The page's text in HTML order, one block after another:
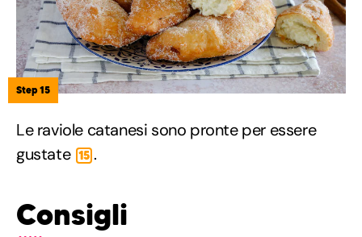
Step 15
Le raviole catanesi sono pronte per essere
gustate 15 .
Consigli